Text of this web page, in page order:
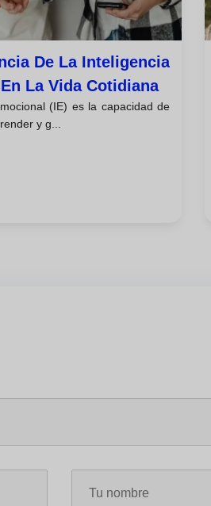
De La Inteligencia
La Vida Cotidiana
(IE) es la capacidad de
y g...